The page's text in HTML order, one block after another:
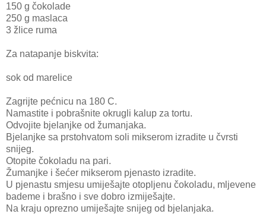
150 g čokolade
250 g maslaca
3 žlice ruma
Za natapanje biskvita:
sok od marelice
Zagrijte pećnicu na 180 C.
Namastite i pobrašnite okrugli kalup za tortu.
Odvojite bjelanjke od žumanjaka.
Bjelanjke sa prstohvatom soli mikserom izradite u čvrsti
snijeg.
Otopite čokoladu na pari.
Žumanjke i šećer mikserom pjenasto izradite.
U pjenastu smjesu umiješajte otopljenu čokoladu, mljevene
bademe i brašno i sve dobro izmiješajte.
Na kraju oprezno umiješajte snijeg od bjelanjaka.